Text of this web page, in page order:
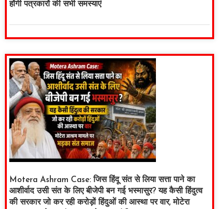
होंगी पत्रकारों की सभी समस्याएं
Motera Ashram Case: जिस हिंदू संत से लिया सत्ता पाने का
आशीर्वाद उसी संत के लिए बीजेपी बन गई भस्मासुर? यह कैसी हिंदुत्व
की सरकार जो कर रही करोड़ों हिंदुओं की आस्था पर वार, मोटेरा